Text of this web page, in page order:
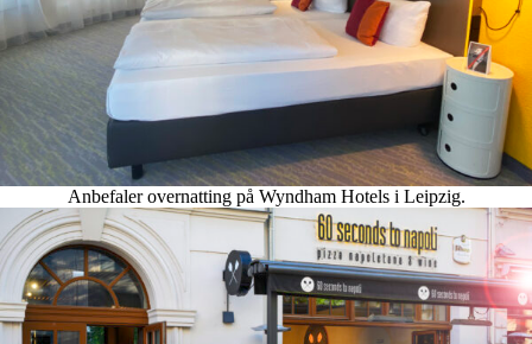
Anbefaler overnatting på Wyndham Hotels i Leipzig.